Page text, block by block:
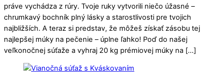
práve vychádza z rúry. Tvoje ruky vytvorili niečo úžasné –
chrumkavý bochník plný lásky a starostlivosti pre tvojich
najbližších. A teraz si predstav, že môžeš získať zásobu tej
najlepšej múky na pečenie – úplne ľahko! Poď do našej
veľkonočnej súťaže a vyhraj 20 kg prémiovej múky na […]